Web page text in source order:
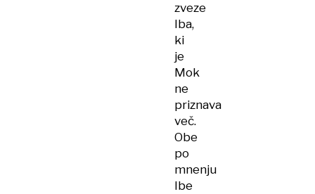
zveze
Iba,
ki
je
Mok
ne
priznava
več.
Obe
po
mnenju
Ibe